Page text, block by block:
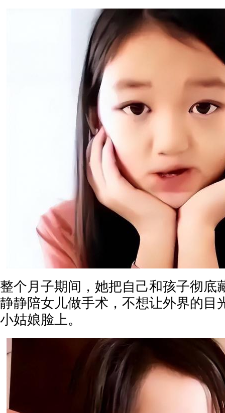
整个月子期间，她把自己和孩子彻底
静静陪女儿做手术，不想让外界的目
小姑娘脸上。